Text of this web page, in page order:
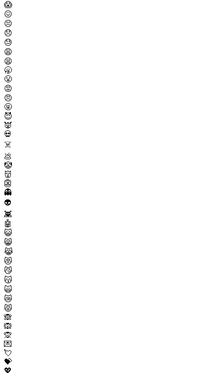
😱
😖
😣
😞
😓
😩
😫
🥱
😤
😡
😠
🤬
😈
👿
💀
☠️
💩
🤡
👹
👺
👻
👽
👾
🤖
😺
😸
😹
😻
😼
😽
🙀
😿
😾
🙈
🙉
🙊
💌
💘
💝
💖